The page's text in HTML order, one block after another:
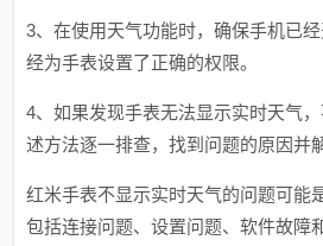
3、在使用天气功能时，确保手机已
经为手表设置了正确的权限。
4、如果发现手表无法显示实时天气
述方法逐一排查，找到问题的原因并
红米手表不显示实时天气的问题可能
包括连接问题、设置问题、软件故障